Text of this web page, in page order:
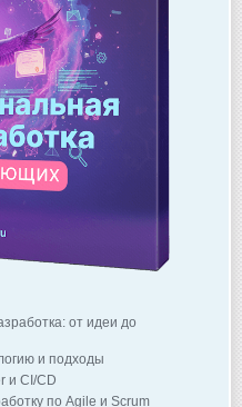
от идеи до
и подходы
и CI/CD
по Agile и Scrum